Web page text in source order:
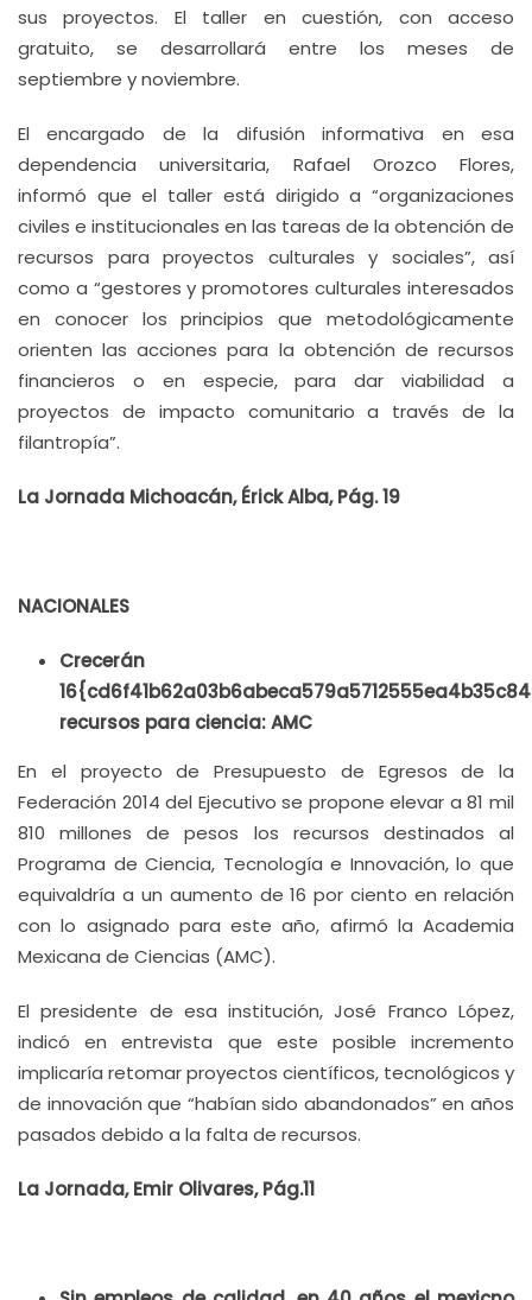
sus proyectos. El taller en cuestión, con acceso
gratuito, se desarrollará entre los meses de
septiembre y noviembre.
El encargado de la difusión informativa en esa
dependencia universitaria, Rafael Orozco Flores,
informó que el taller está dirigido a “organizaciones
civiles e institucionales en las tareas de la obtención de
recursos para proyectos culturales y sociales”, así
como a “gestores y promotores culturales interesados
en conocer los principios que metodológicamente
orienten las acciones para la obtención de recursos
financieros o en especie, para dar viabilidad a
proyectos de impacto comunitario a través de la
filantropía”.
La Jornada Michoacán, Érick Alba, Pág. 19
NACIONALES
Crecerán
recursos para ciencia: AMC
En el proyecto de Presupuesto de Egresos de la
Federación 2014 del Ejecutivo se propone elevar a 81 mil
810 millones de pesos los recursos destinados al
Programa de Ciencia, Tecnología e Innovación, lo que
equivaldría a un aumento de 16 por ciento en relación
con lo asignado para este año, afirmó la Academia
Mexicana de Ciencias (AMC).
El presidente de esa institución, José Franco López,
indicó en entrevista que este posible incremento
implicaría retomar proyectos científicos, tecnológicos y
de innovación que “habían sido abandonados” en años
pasados debido a la falta de recursos.
La Jornada, Emir Olivares, Pág.11